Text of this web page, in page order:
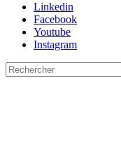
Linkedin
Facebook
Youtube
Instagram